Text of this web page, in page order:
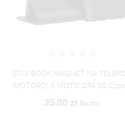
ETUI BOOK MAGNET NA TELEFON
MOTOROLA MOTO G54 5G Czarny
35,00 złBrutto